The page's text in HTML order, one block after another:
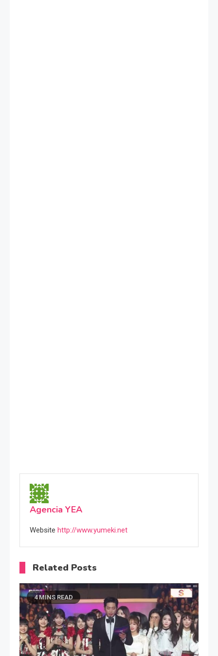
Agencia YEA
Website http://www.yumeki.net
Related Posts
4 MINS READ